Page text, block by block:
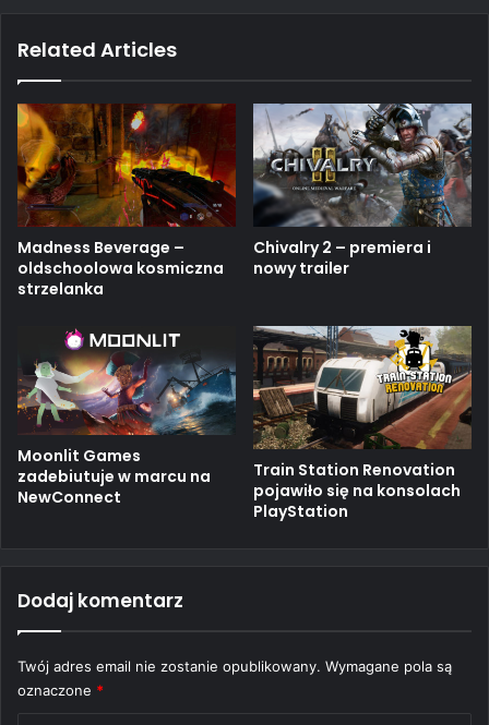
Related Articles
Madness Beverage –
oldschoolowa kosmiczna
strzelanka
Chivalry 2 – premiera i
nowy trailer
Moonlit Games
zadebiutuje w marcu na
NewConnect
Train Station Renovation
pojawiło się na konsolach
PlayStation
Dodaj komentarz
Twój adres email nie zostanie opublikowany. Wymagane pola są
oznaczone *